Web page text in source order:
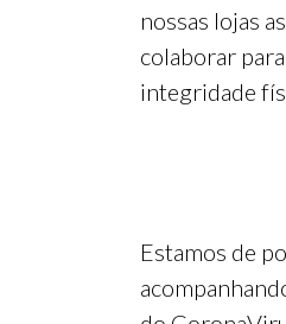
nossas lojas
colaborar
integridade
Estamos de